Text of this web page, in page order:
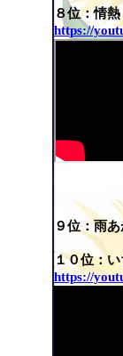
８位：情
https://
９位：雨
１０位：
https://